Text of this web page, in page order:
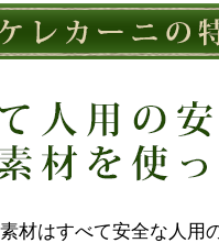
材はすべて安全な人用